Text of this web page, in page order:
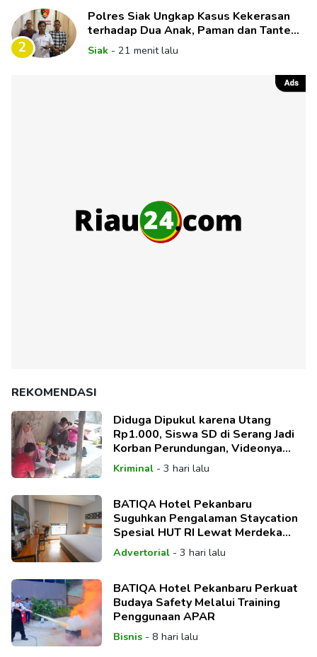
2
Polres Siak Ungkap Kasus Kekerasan
terhadap Dua Anak, Paman dan Tante
Korban Jadi Tersangka
Siak - 21 menit lalu
REKOMENDASI
Diduga Dipukul karena Utang
Rp1.000, Siswa SD di Serang Jadi
Korban Perundungan, Videonya
Viral
Kriminal- 3 hari lalu
BATIQA Hotel Pekanbaru
Suguhkan Pengalaman Staycation
Spesial HUT RI Lewat Merdeka
Deal Package
Advertorial- 3 hari lalu
BATIQA Hotel Pekanbaru Perkuat
Budaya Safety Melalui Training
Penggunaan APAR
Bisnis- 8 hari lalu